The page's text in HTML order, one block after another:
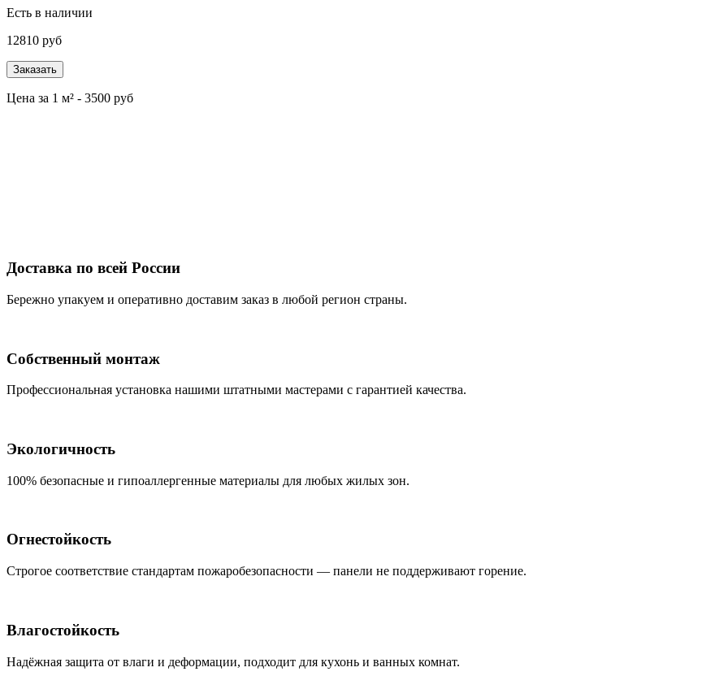
Есть в наличии
12810 руб
Заказать
Цена за 1 м² - 3500 руб
Доставка по всей России
Бережно упакуем и оперативно доставим заказ в любой регион страны.
Собственный монтаж
Профессиональная установка нашими штатными мастерами с гарантией качества.
Экологичность
100% безопасные и гипоаллергенные материалы для любых жилых зон.
Огнестойкость
Строгое соответствие стандартам пожаробезопасности — панели не поддерживают горение.
Влагостойкость
Надёжная защита от влаги и деформации, подходит для кухонь и ванных комнат.